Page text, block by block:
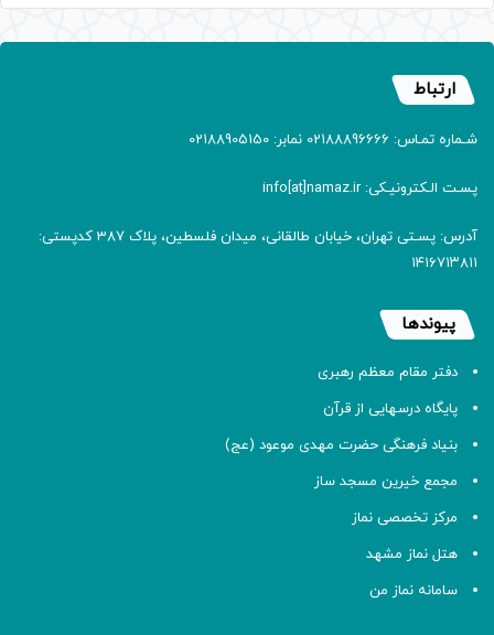
ارتباط
شـماره تمـاس: 02188896666 نمابر: 02188905150
پسـت الـکترونیـکی: info[at]namaz.ir
آدرس: پسـتی تهران، خیابان طالقانی، میدان فلسطین، پلاک 387 کدپستی:
۱۴۱۶۷۱۳۸۱۱
پیوندها
دفتر مقام معظم رهبری
پایگاه درسهایی از قرآن
بنیاد فرهنگی حضرت مهدی موعود (عج)
مجمع خیرین مسجد ساز
مرکز تخصصی نماز
هتل نماز مشهد
سامانه نماز من